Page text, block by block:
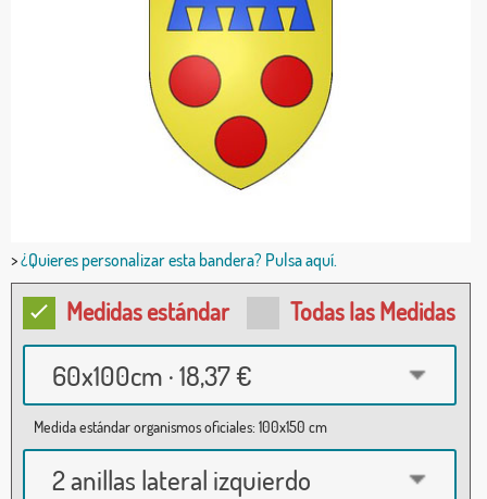
>¿Quieres personalizar esta bandera? Pulsa aquí.
Medidas estándar Todas las Medidas
60x100cm · 18,37 €
Medida estándar organismos oficiales: 100x150 cm
2 anillas lateral izquierdo